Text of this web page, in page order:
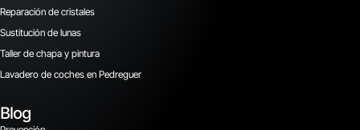
Reparación de cristales
Sustitución de lunas
Taller de chapa y pintura
Lavadero de coches en Pedreguer
Blog